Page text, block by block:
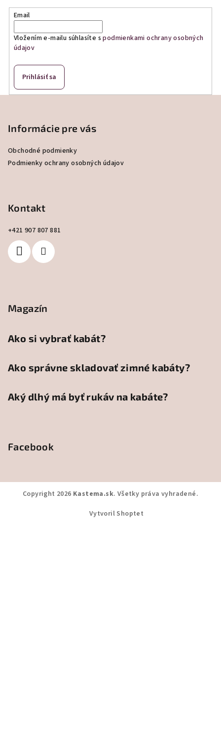
Email
Vložením e-mailu súhlasíte spodmienkami ochrany osobných
údajov
Prihlásiť sa
Informácie pre vás
Obchodné podmienky
Podmienky ochrany osobných údajov
Kontakt
+421 907 807 881
Magazín
Ako si vybrať kabát?
Ako správne skladovať zimné kabáty?
Aký dlhý má byť rukáv na kabáte?
Facebook
Copyright 2026 Kastema.sk. Všetky práva vyhradené.
Vytvoril Shoptet